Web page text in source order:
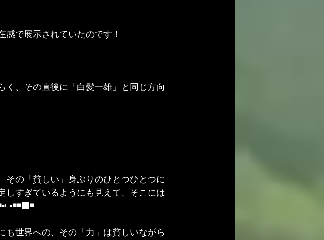
で展示されていたのです！
く、その直後に「白髪一雄」と同じ方向
その「貧しい」身ぶりのひとつひとつに
しすぎているようにも見えて、そこには
も世界への、その「力」は貧しいながら